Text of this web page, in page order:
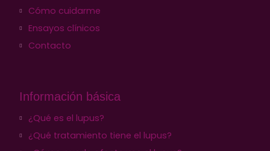
Cómo cuidarme
Ensayos clínicos
Contacto
Información básica
¿Qué es el lupus?
¿Qué tratamiento tiene el lupus?